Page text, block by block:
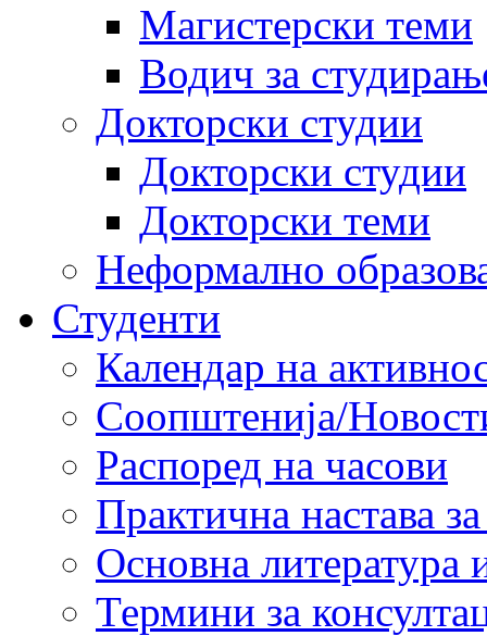
Магистерски теми
Водич за
Докторски студии
Докторски студии
Докторски теми
Неформално
Студенти
Календар на
Соопштенија/
Распоред на часови
Практична настава
Основна литература
Термини за